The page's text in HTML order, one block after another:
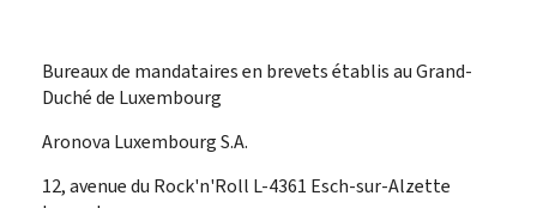
Bureaux de mandataires en brevets établis au Grand-
Duché de Luxembourg
Aronova Luxembourg S.A.
ADRESSE
12, avenue du Rock'n'Roll L-4361 Esch-sur-Alzette